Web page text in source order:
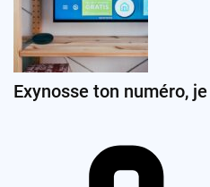
Exynosse ton numéro,